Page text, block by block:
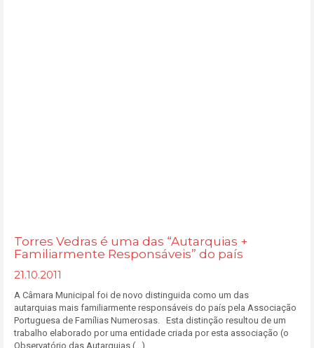
Torres Vedras é uma das “Autarquias +
Familiarmente Responsáveis” do país
21.10.2011
A Câmara Municipal foi de novo distinguida como um das
autarquias mais familiarmente responsáveis do país pela Associação
Portuguesa de Famílias Numerosas. Esta distinção resultou de um
trabalho elaborado por uma entidade criada por esta associação (o
Observatório das Autarquias (...)